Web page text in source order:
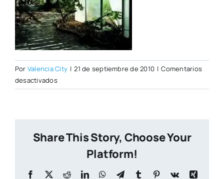
Por Valencia City | 21 de septiembre de 2010 | Comentarios
desactivadosen
inauguracion2.jpg
Share This Story, Choose Your
Platform!
Facebook
X RedditLinkedInWhatsApp
TelegramTumblr Pinterest
Vk
Xing